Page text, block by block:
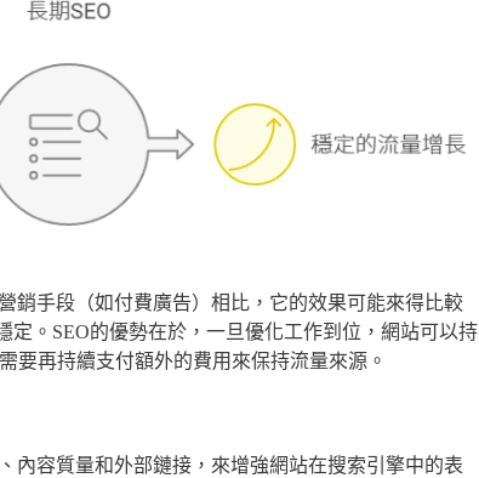
銷手段（如付費廣告）相比，它的效果可能來得比較
定。SEO的優勢在於，一旦優化工作到位，網站可以持
要再持續支付額外的費用來保持流量來源。
內容質量和外部鏈接，來增強網站在搜索引擎中的表